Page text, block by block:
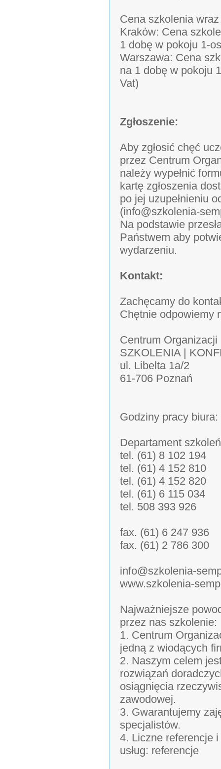
Cena szkolenia
Kraków: Cena
1 dobę w pokoju 1-
Warszawa: Cena
na 1 dobę w pokoju
Vat)
Zgłoszenie:
Aby zgłosić chęć
przez Centrum
należy wypełnić
kartę zgłoszenia
po jej uzupełnieniu
(info@szkolenia-
Na podstawie
Państwem aby
wydarzeniu.
Kontakt:
Zachęcamy do
Chętnie odpowiemy
Centrum
SZKOLENIA |
ul. Libelta 1a/2
61-706 Poznań
Godziny pracy
Departament
tel. (61) 8 102 194
tel. (61) 4 152 810
tel. (61) 4 152 820
tel. (61) 6 115 034
tel. 508 393 926
fax. (61) 6 247 936
fax. (61) 2 786 300
info@szkolenia-
www.szkolenia-
Najważniejsze
przez nas szkolenie:
1. Centrum
jedną z wiodących
2. Naszym celem
rozwiązań
osiągnięcia
zawodowej.
3. Gwarantujemy
specjalistów.
4. Liczne referencje
usług: referencje